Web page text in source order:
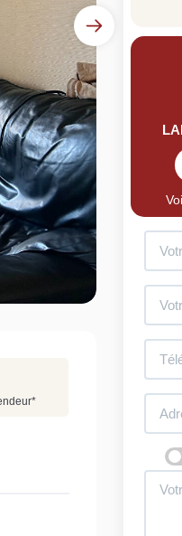
Gratuit
votre bien en
et gratuit,
clics.
Estimer mon bien
*